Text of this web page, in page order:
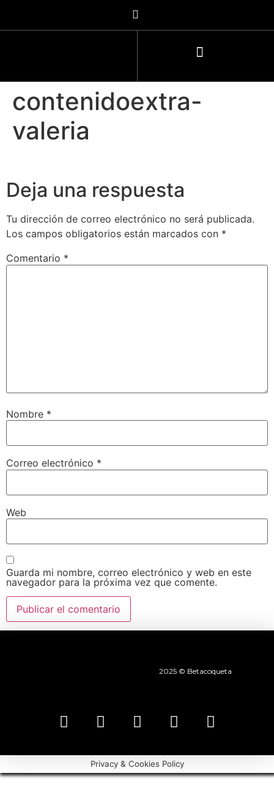
contenidoextra-
valeria
Deja una respuesta
Tu dirección de correo electrónico no será publicada.
Los campos obligatorios están marcados con *
Comentario *
Nombre *
Correo electrónico *
Web
Guarda mi nombre, correo electrónico y web en este
navegador para la próxima vez que comente.
2025 © Betacoqueta
Privacy & Cookies Policy